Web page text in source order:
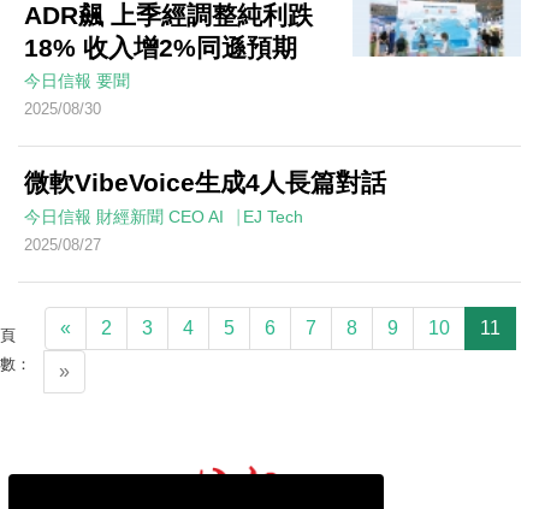
ADR飆 上季經調整純利跌
18% 收入增2%同遜預期
今日信報 要聞
2025/08/30
微軟VibeVoice生成4人長篇對話
今日信報 財經新聞 CEO AI⎹ EJ Tech
2025/08/27
頁
數：
« 2 3 4 5 6 7 8 9 10 11
»